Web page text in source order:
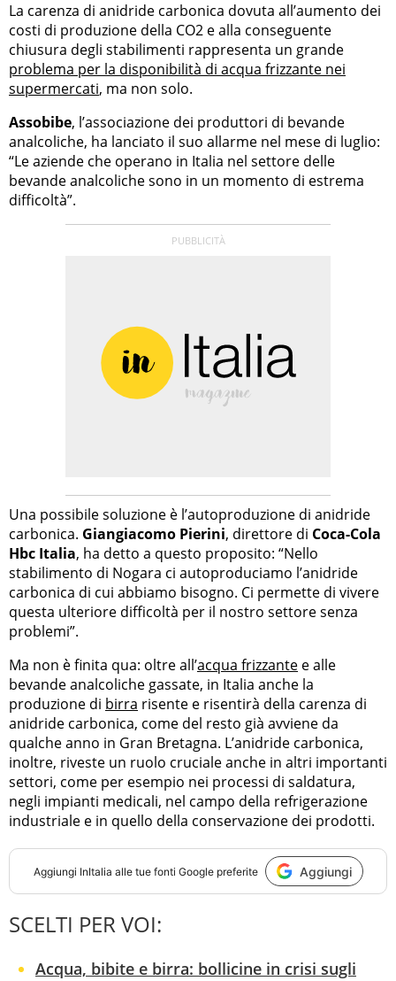
La carenza di anidride carbonica dovuta all’aumento dei
costi di produzione della CO2 e alla conseguente
chiusura degli stabilimenti rappresenta un grande
problema per la disponibilità di acqua frizzante nei
supermercati, ma non solo.
Assobibe, l’associazione dei produttori di bevande
analcoliche, ha lanciato il suo allarme nel mese di luglio:
“Le aziende che operano in Italia nel settore delle
bevande analcoliche sono in un momento di estrema
difficoltà”.
Una possibile soluzione è l’autoproduzione di anidride
carbonica. Giangiacomo Pierini, direttore di Coca-Cola
Hbc Italia, ha detto a questo proposito: “Nello
stabilimento di Nogara ci autoproduciamo l’anidride
carbonica di cui abbiamo bisogno. Ci permette di vivere
questa ulteriore difficoltà per il nostro settore senza
problemi”.
Ma non è finita qua: oltre all’acqua frizzante e alle
bevande analcoliche gassate, in Italia anche la
produzione di birra risente e risentirà della carenza di
anidride carbonica, come del resto già avviene da
qualche anno in Gran Bretagna. L’anidride carbonica,
inoltre, riveste un ruolo cruciale anche in altri importanti
settori, come per esempio nei processi di saldatura,
negli impianti medicali, nel campo della refrigerazione
industriale e in quello della conservazione dei prodotti.
Aggiungi InItalia alle tue fonti Google preferite Aggiungi
SCELTI PER VOI:
Acqua, bibite e birra: bollicine in crisi sugli